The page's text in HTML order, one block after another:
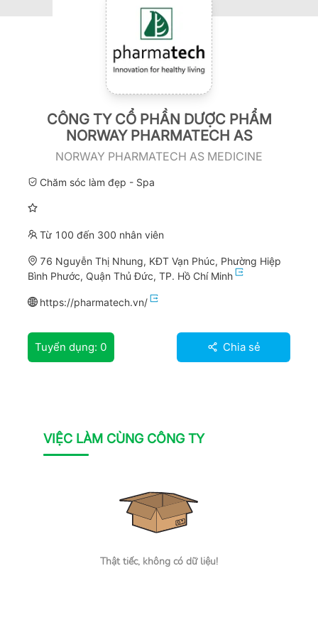
CÔNG TY CỔ PHẦN DƯỢC PHẨM
NORWAY PHARMATECH AS
NORWAY PHARMATECH AS MEDICINE
Chăm sóc làm đẹp - Spa
Từ 100 đến 300 nhân viên
76 Nguyễn Thị Nhung, KĐT Vạn Phúc, Phường Hiệp
Bình Phước, Quận Thủ Đức, TP. Hồ Chí Minh
https://pharmatech.vn/
Tuyển dụng: 0 Chia sẻ
VIỆC LÀM CÙNG CÔNG TY
Thật tiếc, không có dữ liệu!